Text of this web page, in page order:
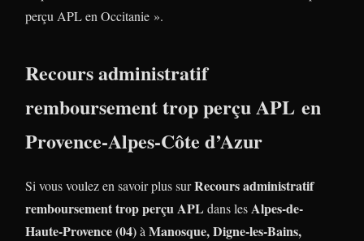
perçu APL en Occitanie ».
Recours administratif
remboursement trop perçu APL en
Provence-Alpes-Côte d’Azur
Si vous voulez en savoir plus surRecours administratif
remboursement trop perçu APL dans lesAlpes-de-
Haute-Provence (04)à Manosque, Digne-les-Bains,